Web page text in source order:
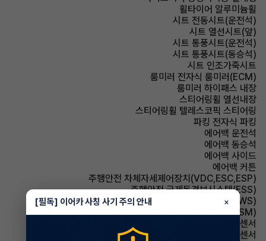
휠타이어 알루미늄휠
시트 전동시트(운전석)
시트 열선시트(앞)
시트 통풍시트(운전석)
시트 통풍시트(동승석)
시트 인조가죽시트
룸미러 전자식 룸미러(ECM)
룸미러 하이패스 내장
스티어링휠 열선내장
스티어링휠 텔레스코픽 스티어링
파킹 전자식 파킹
에어백 운전석
에어백 동승석
에어백 사이드
에어백 커튼
주행안전 차체자세제어장치(VDC,ESC,ESP)
주행안전 급제동경보시스템(ESS)
주행안전 차선이탈경보(LDWS)
주행안전 샤시 통합 제어 시스템(VSM)
주차보조 전방감지센서
주차보조 후방감지센서
[필독] 이어카 사칭 사기 주의 안내 ×